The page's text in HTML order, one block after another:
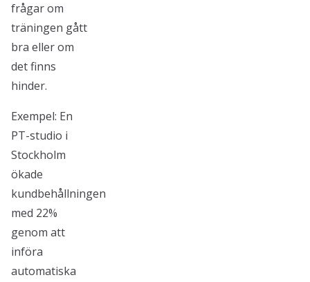
frågar om
träningen gått
bra eller om
det finns
hinder.
Exempel: En
PT-studio i
Stockholm
ökade
kundbehållningen
med 22%
genom att
införa
automatiska